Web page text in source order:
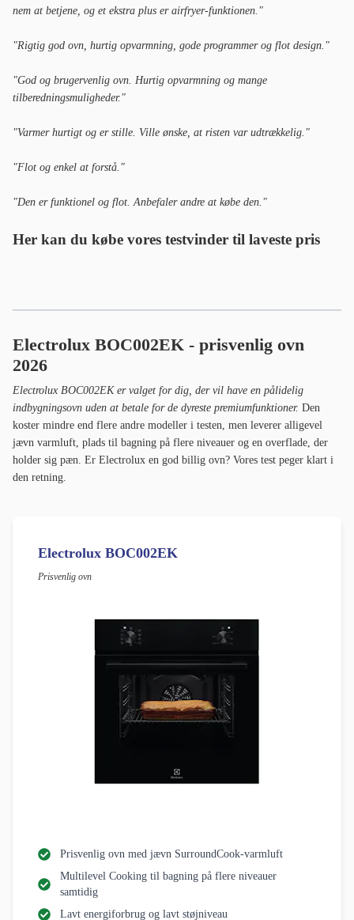
nem at betjene, og et ekstra plus er airfryer-funktionen."
"Rigtig god ovn, hurtig opvarmning, gode programmer og flot design."
"God og brugervenlig ovn. Hurtig opvarmning og mange
tilberedningsmuligheder."
"Varmer hurtigt og er stille. Ville ønske, at risten var udtrækkelig."
"Flot og enkel at forstå."
"Den er funktionel og flot. Anbefaler andre at købe den."
Her kan du købe vores testvinder til laveste pris
Electrolux BOC002EK - prisvenlig ovn
2026
Electrolux BOC002EK er valget for dig, der vil have en pålidelig
indbygningsovn uden at betale for de dyreste premiumfunktioner. Den
koster mindre end flere andre modeller i testen, men leverer alligevel
jævn varmluft, plads til bagning på flere niveauer og en overflade, der
holder sig pæn. Er Electrolux en god billig ovn? Vores test peger klart i
den retning.
Electrolux BOC002EK
Prisvenlig ovn
Prisvenlig ovn med jævn SurroundCook-varmluft
Multilevel Cooking til bagning på flere niveauer
samtidig
Lavt energiforbrug og lavt støjniveau